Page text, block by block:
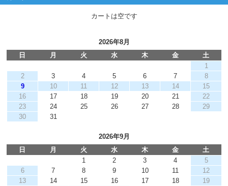
カートは空です
2026年8月
日
月 火 水 木 金
土
1
2
3 4 5 6 7
8
9
10 11 12 13 14
15
16
17 18 19 20 21
22
23
24 25 26 27 28
29
30
31
2026年9月
日
月 火 水 木 金
土
1
2 3 4
5
6
7 8 9 10 11
12
13
14 15 16 17 18
19